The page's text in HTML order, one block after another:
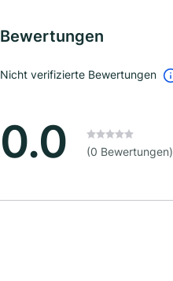
Bewertungen
Nicht verifizierte Bewertungen
0.0 (0 Bewertungen)